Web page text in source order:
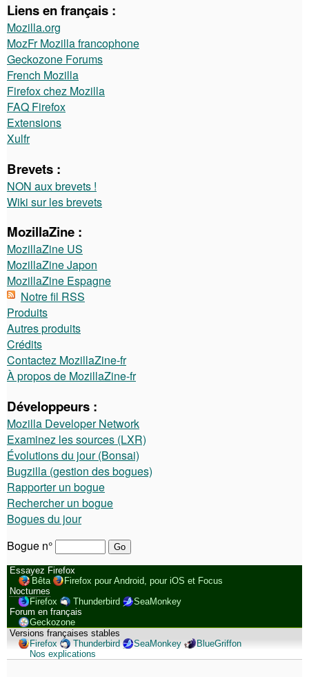
Liens en français :
Mozilla.org
MozFr Mozilla francophone
Geckozone Forums
French Mozilla
Firefox chez Mozilla
FAQ Firefox
Extensions
Xulfr
Brevets :
NON aux brevets !
Wiki sur les brevets
MozillaZine :
MozillaZine US
MozillaZine Japon
MozillaZine Espagne
Notre fil RSS
Produits
Autres produits
Crédits
Contactez MozillaZine-fr
À propos de MozillaZine-fr
Développeurs :
Mozilla Developer Network
Examinez les sources (LXR)
Évolutions du jour (Bonsai)
Bugzilla (gestion des bogues)
Rapporter un bogue
Rechercher un bogue
Bogues du jour
Bogue n°
Essayez Firefox
Bêta
Firefox pour Android, pour iOS et Focus
Nocturnes
Firefox
Thunderbird
SeaMonkey
Forum en français
Geckozone
Versions françaises stables
Firefox
Thunderbird SeaMonkey
BlueGriffon
Nos explications